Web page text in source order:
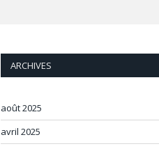
ARCHIVES
août 2025
avril 2025